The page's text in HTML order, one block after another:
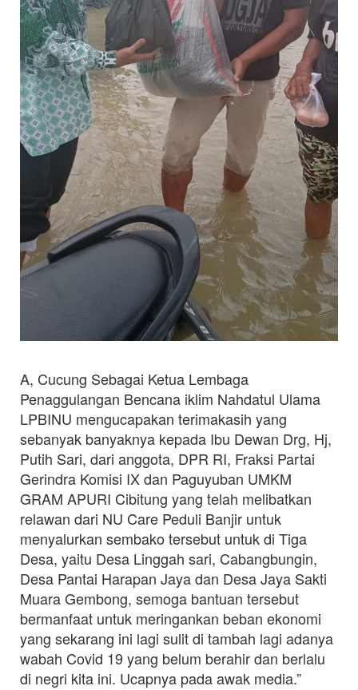
A, Cucung Sebagai Ketua Lembaga
Penaggulangan Bencana iklim Nahdatul Ulama
LPBINU mengucapakan terimakasih yang
sebanyak banyaknya kepada Ibu Dewan Drg, Hj,
Putih Sari, dari anggota, DPR RI, Fraksi Partai
Gerindra Komisi IX dan Paguyuban UMKM
GRAM APURI Cibitung yang telah melibatkan
relawan dari NU Care Peduli Banjir untuk
menyalurkan sembako tersebut untuk di Tiga
Desa, yaitu Desa Linggah sari, Cabangbungin,
Desa Pantai Harapan Jaya dan Desa Jaya Sakti
Muara Gembong, semoga bantuan tersebut
bermanfaat untuk meringankan beban ekonomi
yang sekarang ini lagi sulit di tambah lagi adanya
wabah Covid 19 yang belum berahir dan berlalu
di negri kita ini. Ucapnya pada awak media.”